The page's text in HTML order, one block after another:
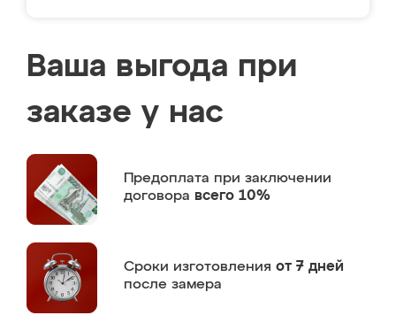
Ваша выгода при
заказе у нас
Предоплата при заключении
договора всего 10%
Сроки изготовления от 7 дней
после замера